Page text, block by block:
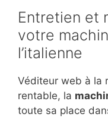
Entretien et
votre
l’italienne
Véditeur web à la
rentable, la
toute sa place